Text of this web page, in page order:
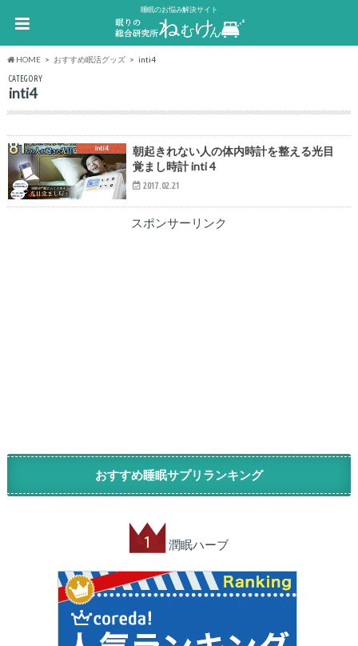
睡眠のお悩み解決サイト
HOME おすすめ眠活グッズ inti4
CATEGORY
inti4
inti4
朝起きれない人の体内時計を整える光目
覚まし時計 inti 4
2017.02.21
スポンサーリンク
おすすめ睡眠サプリランキング
潤眠ハーブ